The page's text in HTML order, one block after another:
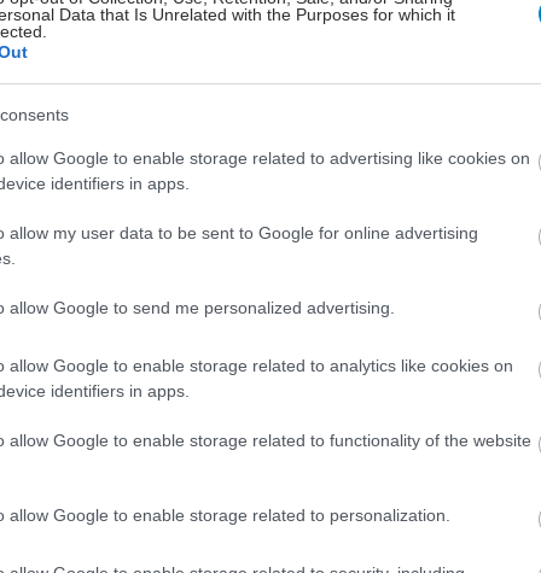
Data that Is Unrelated with the Purposes for which it
allow Google to enable storage related to advertising like cookies on
identifiers in apps.
allow my user data to be sent to Google for online advertising
allow Google to send me personalized advertising.
allow Google to enable storage related to analytics like cookies on
identifiers in apps.
allow Google to enable storage related to functionality of the website
allow Google to enable storage related to personalization.
Κορίνθου: Τμήμα ψευδοροφής κατέρρευσε στα
Καρδίτσα ο Άδ. Γεωργιάδης για την παραλαβή 7
του ΕΚΑΒ και τα εγκαίνια του ΚΥ Σοφάδων